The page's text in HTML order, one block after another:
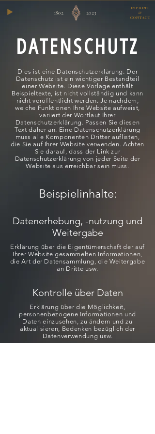
1802 2023
IMPRINT
&
CONTACT
DATENSCHUTZ
Dies ist eine Datenschutzerklärung. Der
Datenschutz ist ein wichtiger Bestandteil
einer Website. Diese Vorlage enthält
Beispieltexte, ist nicht vollständig und kann
nicht veröffentlicht werden. Je nachdem,
welche Funktionen Ihre Website aufweist,
variiert der Wortlaut Ihrer
Datenschutzerklärung. Passen Sie diesen
Text daher an. Eine Datenschutzerklärung
muss alle Komponenten Dritter auflisten,
die Sie auf Ihrer Website verwenden. Achten
Sie darauf, dass der Link zur
Datenschutzerklärung von jeder Seite der
Website aus erreichbar sein muss.
Beispielinhalte:
Datenerhebung, -nutzung und
Weitergabe
Erklärung über die Eigentümerschaft der auf
Ihrer Website gesammelten Informationen,
die Art der Datensammlung, die Weitergabe
an Dritte usw.
Kontrolle über Daten
Erklärung über die Möglichkeit,
personenbezogene Informationen und
Daten einzusehen, zu ändern und zu
aktualisieren, Bedenken bezüglich der
Datenverwendung usw.